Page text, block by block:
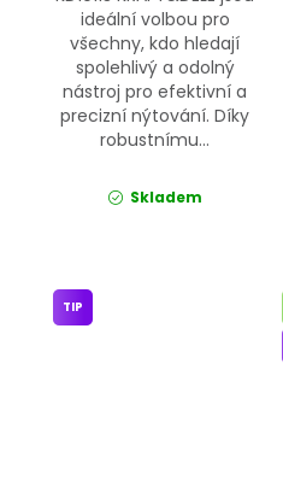
ideální volbou pro
všechny, kdo hledají
spolehlivý a odolný
nástroj pro efektivní a
precizní nýtování. Díky
robustnímu...
Skladem
TIP